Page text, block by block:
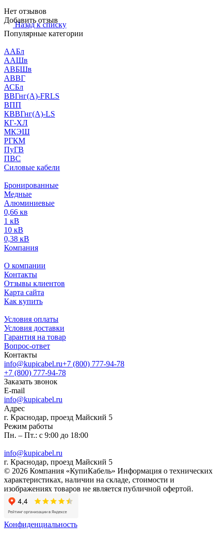
Нет отзывов
Добавить отзыв
Назад к списку
Популярные категории
ААБл
ААШв
АВБШв
АВВГ
АСБл
ВВГнг(А)-FRLS
ВПП
КВВГнг(А)-LS
КГ-ХЛ
МКЭШ
РГКМ
ПуГВ
ПВС
Силовые кабели
Бронированные
Медные
Алюминиевые
0,66 кв
1 кВ
10 кВ
0,38 кВ
Компания
О компании
Контакты
Отзывы клиентов
Карта сайта
Как купить
Условия оплаты
Условия доставки
Гарантия на товар
Вопрос-ответ
Контакты
info@kupicabel.ru+7 (800) 777-94-78
+7 (800) 777-94-78
Заказать звонок
E-mail
info@kupicabel.ru
Адрес
г. Краснодар, проезд Майский 5
Режим работы
Пн. – Пт.: с 9:00 до 18:00
info@kupicabel.ru
г. Краснодар, проезд Майский 5
© 2026 Компания «КупиКабель» Информация о технических
характеристиках, наличии на складе, стоимости и
изображениях товаров не является публичной офертой.
Конфиденциальность